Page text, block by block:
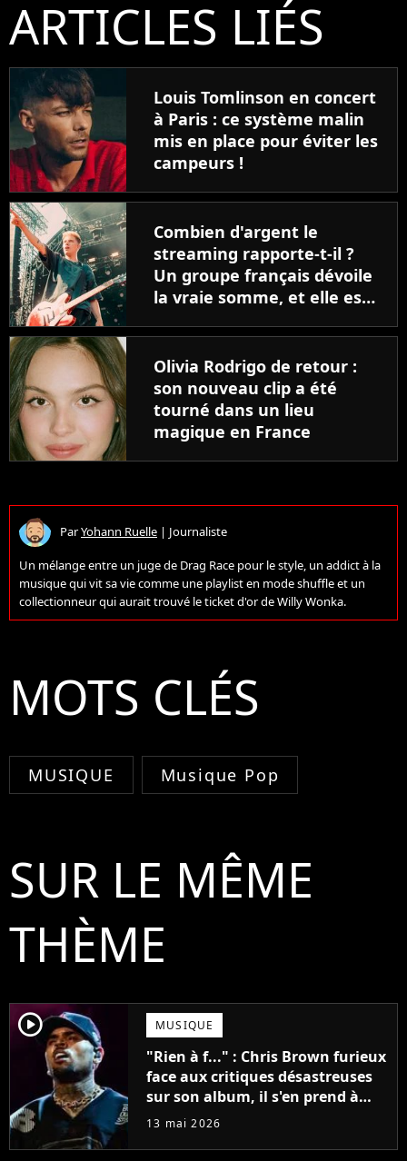
ARTICLES LIÉS
Louis Tomlinson en concert
à Paris : ce système malin
mis en place pour éviter les
campeurs !
Combien d'argent le
streaming rapporte-t-il ?
Un groupe français dévoile
la vraie somme, et elle est
Olivia Rodrigo de retour :
son nouveau clip a été
tourné dans un lieu
magique en France
ParYohann Ruelle | Journaliste
Un mélange entre un juge de Drag Race pour le style, un addict à la
musique qui vit sa vie comme une playlist en mode shuffle et un
collectionneur qui aurait trouvé le ticket d'or de Willy Wonka.
MOTS CLÉS
MUSIQUE Musique Pop
SUR LE MÊME
THÈME
player2 MUSIQUE
"Rien à f..." : Chris Brown furieux
face aux critiques désastreuses
sur son album, il s'en prend à
Zara Larsson
13 mai 2026